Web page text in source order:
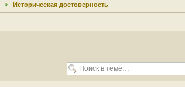
Историческая достоверность